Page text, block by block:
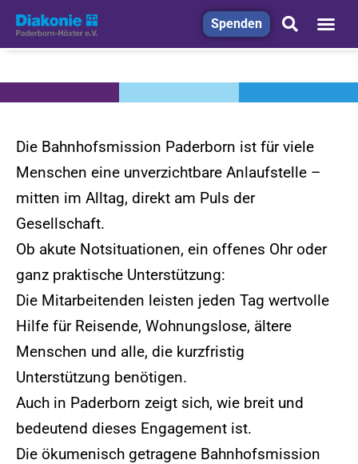
Spenden
Die Bahnhofsmission Paderborn ist für viele
Menschen eine unverzichtbare Anlaufstelle –
mitten im Alltag, direkt am Puls der
Gesellschaft.
Ob akute Notsituationen, ein offenes Ohr oder
ganz praktische Unterstützung:
Die Mitarbeitenden leisten jeden Tag wertvolle
Hilfe für Reisende, Wohnungslose, ältere
Menschen und alle, die kurzfristig
Unterstützung benötigen.
Auch in Paderborn zeigt sich, wie breit und
bedeutend dieses Engagement ist.
Die ökumenisch getragene Bahnhofsmission